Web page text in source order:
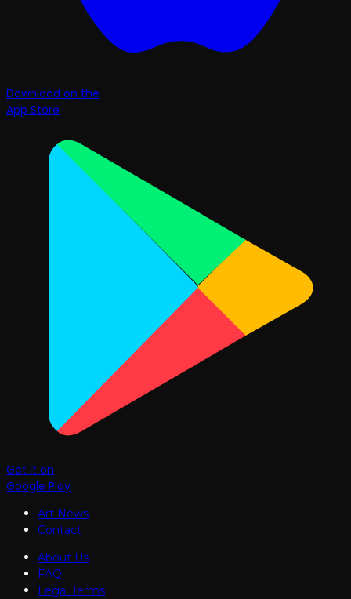
Download on the
App Store
Get it on
Google Play
Art News
Contact
About Us
FAQ
Legal Terms